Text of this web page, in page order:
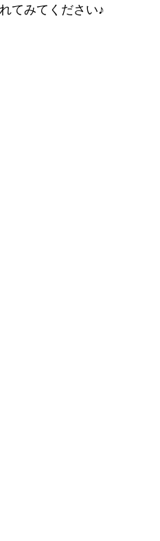
てみてください♪